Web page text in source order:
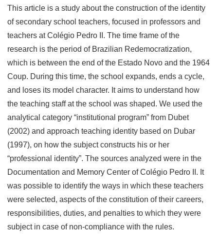
This article is a study about the construction of the identity
of secondary school teachers, focused in professors and
teachers at Colégio Pedro II. The time frame of the
research is the period of Brazilian Redemocratization,
which is between the end of the Estado Novo and the 1964
Coup. During this time, the school expands, ends a cycle,
and loses its model character. It aims to understand how
the teaching staff at the school was shaped. We used the
analytical category “institutional program” from Dubet
(2002) and approach teaching identity based on Dubar
(1997), on how the subject constructs his or her
“professional identity”. The sources analyzed were in the
Documentation and Memory Center of Colégio Pedro II. It
was possible to identify the ways in which these teachers
were selected, aspects of the constitution of their careers,
responsibilities, duties, and penalties to which they were
subject in case of non-compliance with the rules.